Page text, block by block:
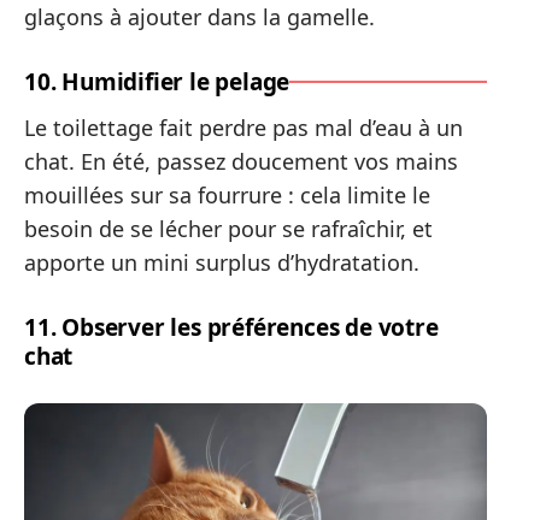
glaçons à ajouter dans la gamelle.
10. Humidifier le pelage
Le toilettage fait perdre pas mal d’eau à un
chat. En été, passez doucement vos mains
mouillées sur sa fourrure : cela limite le
besoin de se lécher pour se rafraîchir, et
apporte un mini surplus d’hydratation.
11. Observer les préférences de votre
chat